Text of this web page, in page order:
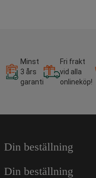
Minst
3 års
garanti
Fri frakt
vid alla
onlineköp!
Din beställning
Din beställning